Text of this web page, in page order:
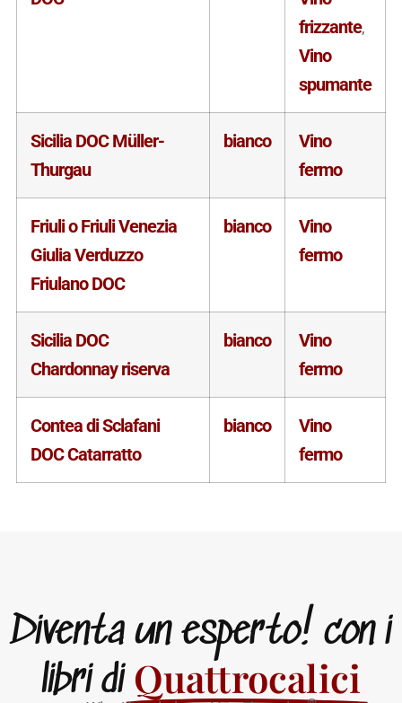
frizzante,
Vino
spumante
Sicilia DOC Müller-
Thurgau
bianco
Vino
fermo
Friuli o Friuli Venezia
Giulia Verduzzo
Friulano DOC
bianco
Vino
fermo
Sicilia DOC
Chardonnay riserva
bianco
Vino
fermo
Contea di Sclafani
DOC Catarratto
bianco
Vino
fermo
Diventa un esperto! con i
libri di Quattrocalici